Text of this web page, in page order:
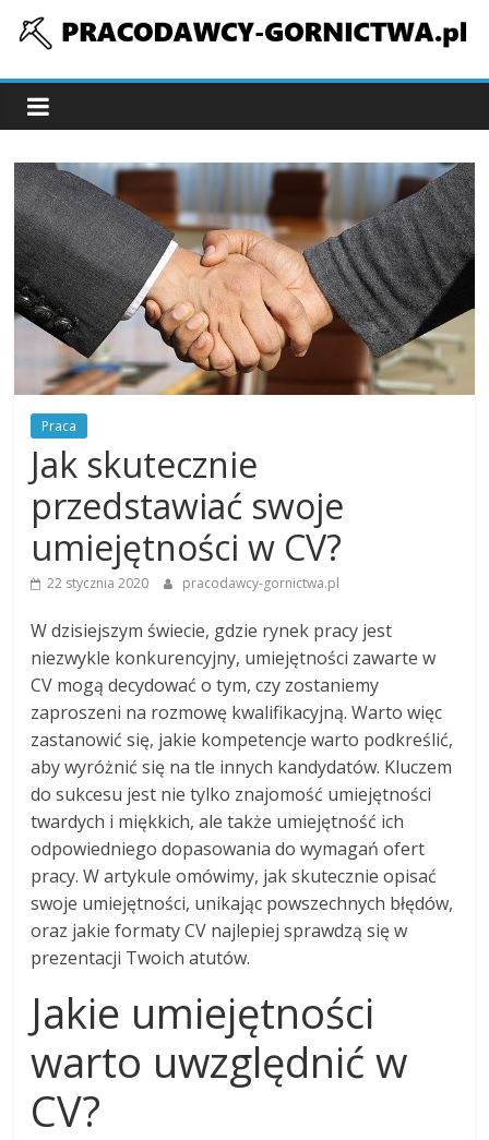
pracodawcy-
gornictwa.pl
Praca
Jak skutecznie
przedstawiać swoje
umiejętności w CV?
22 stycznia 2020 pracodawcy-gornictwa.pl
W dzisiejszym świecie, gdzie rynek pracy jest
niezwykle konkurencyjny, umiejętności zawarte w
CV mogą decydować o tym, czy zostaniemy
zaproszeni na rozmowę kwalifikacyjną. Warto więc
zastanowić się, jakie kompetencje warto podkreślić,
aby wyróżnić się na tle innych kandydatów. Kluczem
do sukcesu jest nie tylko znajomość umiejętności
twardych i miękkich, ale także umiejętność ich
odpowiedniego dopasowania do wymagań ofert
pracy. W artykule omówimy, jak skutecznie opisać
swoje umiejętności, unikając powszechnych błędów,
oraz jakie formaty CV najlepiej sprawdzą się w
prezentacji Twoich atutów.
Jakie umiejętności
warto uwzględnić w
CV?